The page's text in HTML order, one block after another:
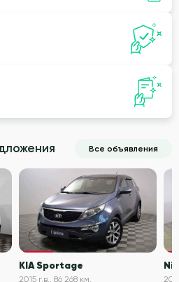
Все объявления
VIN проверен
KIA Sportage
2015 г.в., 86 268 км,